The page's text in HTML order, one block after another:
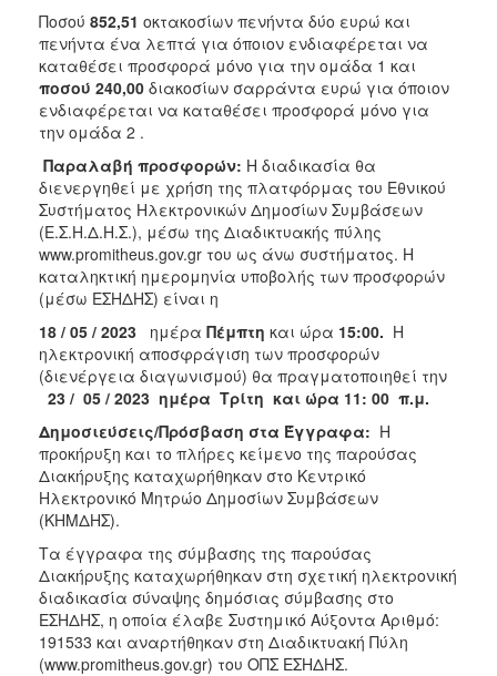
Ποσού 852,51 οκτακοσίων πενήντα δύο ευρώ και
πενήντα ένα λεπτά για όποιον ενδιαφέρεται να
καταθέσει προσφορά μόνο για την ομάδα 1 και
ποσού 240,00 διακοσίων σαρράντα ευρώ για όποιον
ενδιαφέρεται να καταθέσει προσφορά μόνο για
την ομάδα 2 .
Παραλαβή προσφορών: Η διαδικασία θα
διενεργηθεί με χρήση της πλατφόρμας του Εθνικού
Συστήματος Ηλεκτρονικών Δημοσίων Συμβάσεων
(Ε.Σ.Η.Δ.Η.Σ.), μέσω της Διαδικτυακής πύλης
www.promitheus.gov.gr του ως άνω συστήματος. Η
καταληκτική ημερομηνία υποβολής των προσφορών
(μέσω ΕΣΗΔΗΣ) είναι η
18 / 05 / 2023 ημέρα Πέμπτη και ώρα 15:00. Η
ηλεκτρονική αποσφράγιση των προσφορών
(διενέργεια διαγωνισμού) θα πραγματοποιηθεί την
23 / 05 / 2023 ημέρα Τρίτη και ώρα 11: 00 π.μ.
Δημοσιεύσεις/Πρόσβαση στα Έγγραφα: Η
προκήρυξη και το πλήρες κείμενο της παρούσας
Διακήρυξης καταχωρήθηκαν στο Κεντρικό
Ηλεκτρονικό Μητρώο Δημοσίων Συμβάσεων
(ΚΗΜΔΗΣ).
Τα έγγραφα της σύμβασης της παρούσας
Διακήρυξης καταχωρήθηκαν στη σχετική ηλεκτρονική
διαδικασία σύναψης δημόσιας σύμβασης στο
ΕΣΗΔΗΣ, η οποία έλαβε Συστημικό Αύξοντα Αριθμό:
191533 και αναρτήθηκαν στη Διαδικτυακή Πύλη
(www.promitheus.gov.gr) του ΟΠΣ ΕΣΗΔΗΣ.